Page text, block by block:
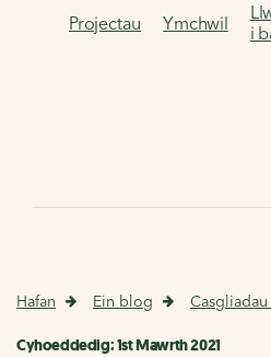
Projectau Ymchwil
i
Hafan Ein blog
Cyhoeddedig: 1st Mawrth 2021